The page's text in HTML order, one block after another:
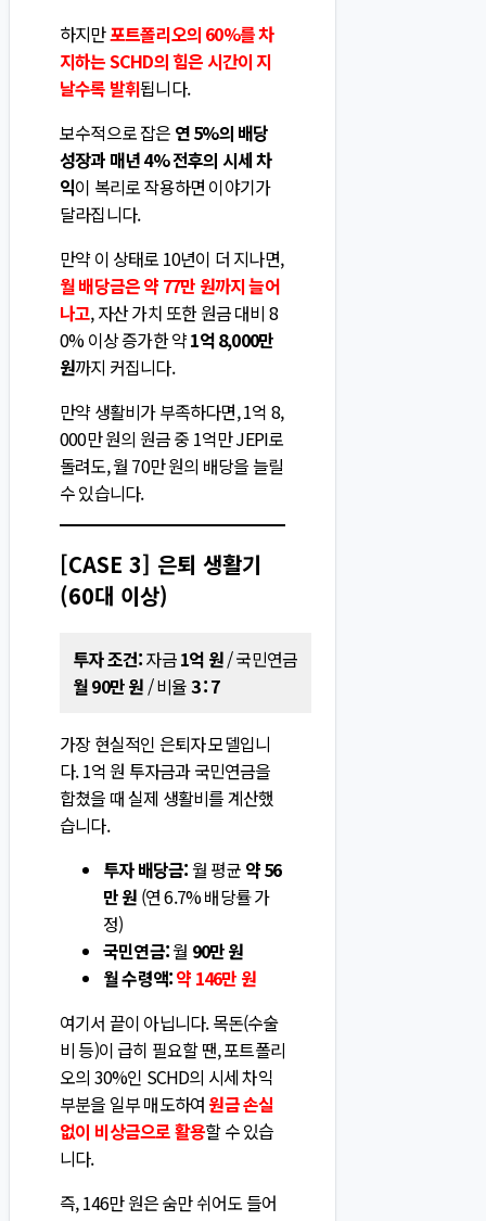
하지만포트폴리오의 60%를 차
지하는 SCHD의 힘은 시간이 지
날수록 발휘됩니다.
보수적으로 잡은 연 5%의 배당
성장과 매년 4% 전후의 시세 차
익이 복리로 작용하면 이야기가
달라집니다.
만약 이 상태로 10년이 더 지나면,
월 배당금은 약 77만 원까지 늘어
나고, 자산 가치 또한 원금 대비 8
0% 이상 증가한 약1억 8,000만
원까지 커집니다.
만약 생활비가 부족하다면, 1억 8,
000만 원의 원금 중 1억만 JEPI로
돌려도, 월 70만 원의 배당을 늘릴
수 있습니다.
[CASE 3] 은퇴 생활기
(60대 이상)
투자 조건:자금1억 원/ 국민연금
월 90만 원/ 비율3 : 7
가장 현실적인 은퇴자 모델입니
다. 1억 원 투자금과 국민연금을
합쳤을 때 실제 생활비를 계산했
습니다.
투자 배당금:월 평균 약 56
만 원 (연 6.7% 배당률 가
정)
국민연금:월 90만 원
월 수령액:약 146만 원
여기서 끝이 아닙니다. 목돈(수술
비 등)이 급히 필요할 땐, 포트폴리
오의 30%인 SCHD의 시세 차익
부분을 일부 매도하여 원금 손실
없이 비상금으로 활용할 수 있습
니다.
즉, 146만 원은 숨만 쉬어도 들어